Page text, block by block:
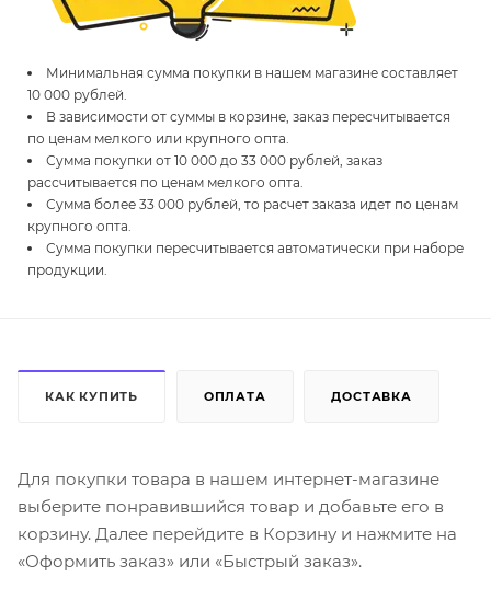
Минимальная сумма покупки в нашем магазине составляет
10 000 рублей.
В зависимости от суммы в корзине, заказ пересчитывается
по ценам мелкого или крупного опта.
Сумма покупки от 10 000 до 33 000 рублей, заказ
рассчитывается по ценам мелкого опта.
Сумма более 33 000 рублей, то расчет заказа идет по ценам
крупного опта.
Сумма покупки пересчитывается автоматически при наборе
продукции.
КАК КУПИТЬ ОПЛАТА ДОСТАВКА
Для покупки товара в нашем интернет-магазине
выберите понравившийся товар и добавьте его в
корзину. Далее перейдите в Корзину и нажмите на
«Оформить заказ» или «Быстрый заказ».